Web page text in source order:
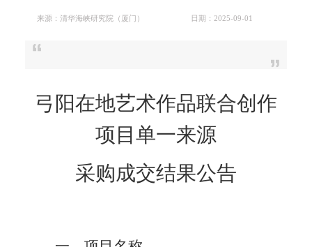
来源：清华海峡研究院（厦门） 日期：2025-09-01
弓阳在地艺术作品联合创作
项目单一来源
采购成交结果公告